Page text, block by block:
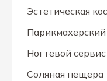
Эстетическая
Парикмахерский
Ногтевой сервис
Соляная пещера